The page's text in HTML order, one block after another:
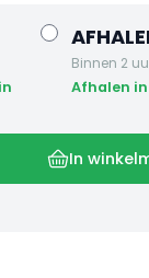
Binnen 2
Afhalen
In